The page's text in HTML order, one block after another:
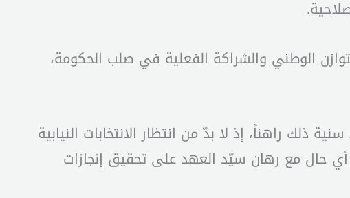
الوطني والشراكة الفعلية في صلب الحكومة،
راهناً، إذ لا بدّ من انتظار الانتخابات النيابية
حال مع رهان سيّد العهد على تحقيق إنجازات